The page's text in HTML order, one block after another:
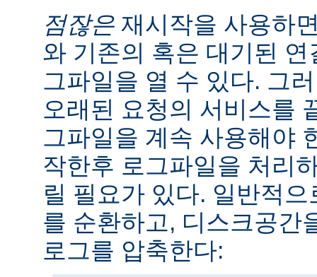
점잖은 재시작을 사용하
와 기존의 혹은 대기된
그파일을 열 수 있다. 그
오래된 요청의 서비스를
그파일을 계속 사용해야
작한후 로그파일을 처리
릴 필요가 있다. 일반적
를 순환하고, 디스크공간
로그를 압축한다: